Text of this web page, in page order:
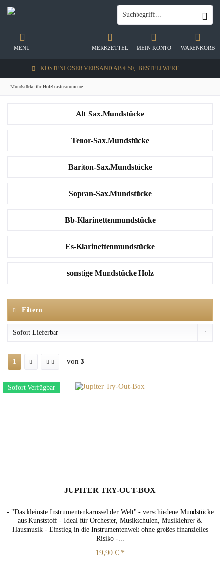
KOSTENLOSER VERSAND AB € 50,- BESTELLWERT
WARENKORB
MERKZETTEL MEIN KONTO
MENÜ
Mundstücke für Holzblasinstrumente
Alt-Sax.Mundstücke
Tenor-Sax.Mundstücke
Bariton-Sax.Mundstücke
Sopran-Sax.Mundstücke
Bb-Klarinettenmundstücke
Es-Klarinettenmundstücke
sonstige Mundstücke Holz
Filtern
1 von 3
Sofort Verfügbar
JUPITER TRY-OUT-BOX
- "Das kleinste Instrumentenkarussel der Welt" - verschiedene Mundstücke
aus Kunststoff - Ideal für Orchester, Musikschulen, Musiklehrer &
Hausmusik - Einstieg in die Instrumentenwelt ohne großes finanzielles
Risiko -...
19,90 € *